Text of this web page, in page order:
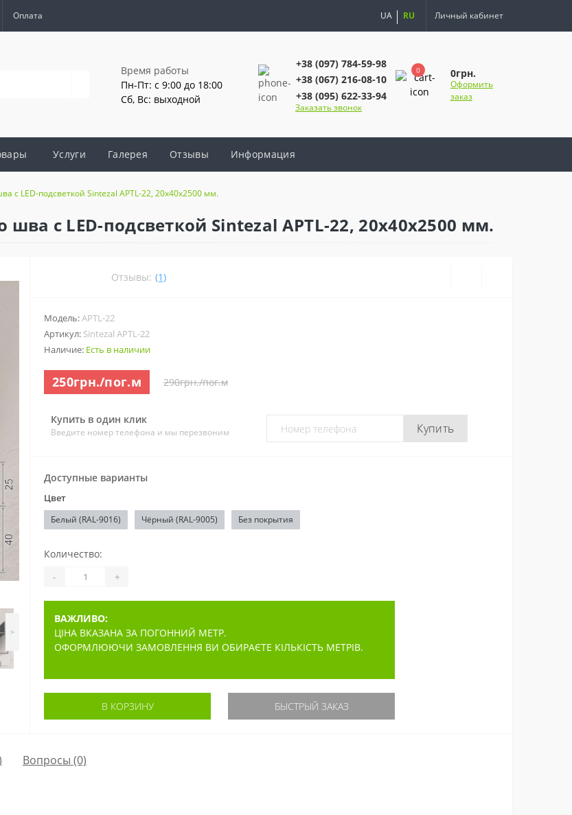
Оплата UA RU Личный кабинет
Время работы
Пн-Пт: с 9:00 до 18:00
Сб, Вс: выходной
+38 (097) 784-59-98
+38 (067) 216-08-10
+38 (095) 622-33-94
Заказать звонок
0 0грн.
Оформить
заказ
Услуги Галерея Отзывы Информация
LED-подсветкой Sintezal APTL-22, 20х40х2500 мм.
c LED-подсветкой Sintezal APTL-22, 20х40х2500 мм.
>
Отзывы: (1)
Модель:APTL-22
Артикул: Sintezal APTL-22
Наличие: Есть в наличии
250грн./пог.м 290грн./пог.м
Купить в один клик
Введите номер телефона и мы перезвоним Купить
Доступные варианты
Цвет
Белый (RAL-9016) Чёрный (RAL-9005) Без покрытия
Количество:
- +
ВАЖЛИВО:
ЦІНА ВКАЗАНА ЗА ПОГОННИЙ МЕТР.
ОФОРМЛЮЮЧИ ЗАМОВЛЕННЯ ВИ ОБИРАЄТЕ КІЛЬКІСТЬ МЕТРІВ.
В КОРЗИНУ БЫСТРЫЙ ЗАКАЗ
Вопросы (0)